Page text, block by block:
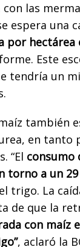
con las
espera una
por hectárea
Este
tendría un
también
en tanto
“El consumo
torno a un 29
trigo. La
de que la
con maíz
, aclaró la